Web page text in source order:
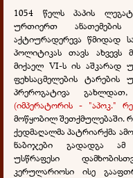
1054 წელს პაპის
ურთიერთ
აქტიურადერევა წმიდად
პოლიტიკას თავს ახვევს
მიქაელ VI-ს ის აშკარად
ფეხსაცმელების
პრეროგატივა
(იმპერატორის - "აპოკ."
მოწყობილ შეთქმულებაში.
ქედმაღალმა პატრიარქმა
ნაბიჯები გადადგა ამ
უსწრაფესი
კერულარიოსი ისე